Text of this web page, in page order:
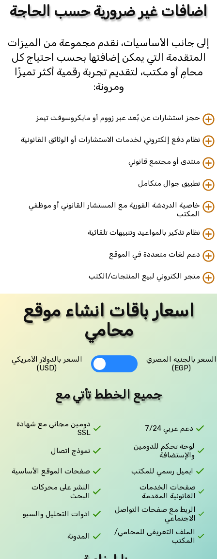
اضافات غير ضرورية حسب الحاجة
إلى جانب الأساسيات، نقدم مجموعة من الميزات
المتقدمة التي يمكن إضافتها بحسب احتياج كل
محامٍ أو مكتب، لتقديم تجربة رقمية أكثر تميزًا
ومرونة:
حجز استشارات عن بُعد عبر زووم أو مايكروسوفت تيمز
نظام دفع إلكتروني لخدمات الاستشارات أو الوثائق القانونية
منتدى أو مجتمع قانوني
تطبيق جوال متكامل
خاصية الدردشة الفورية مع المستشار القانوني أو موظفي
المكتب
نظام تذكير بالمواعيد وتنبيهات تلقائية
دعم لغات متعددة في الموقع
متجر الكتروني لبيع المنتجات/الكتب
اسعار باقات انشاء موقع
محامي
السعر بالجنيه المصري
(EGP)
السعر بالدولار الأمريكي
(USD)
جميع الخطط تأتي مع
دعم عربي 7/24
دومين مجاني مع شهادة
SSL
لوحة تحكم للدومين
والإستضافة
نموذج اتصال
ايميل رسمي للمكتب
صفحات الموقع الأساسية
صفحات الخدمات
القانونية المقدمة
النشر على محركات
البحث
الربط مع صفحات التواصل
الاجتماعي
ادوات التحليل والسيو
الملف التعريفى للمحامي/
المكتب
المدونة